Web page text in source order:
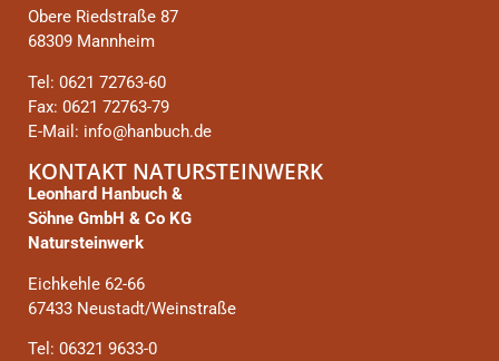
Obere Riedstraße 87
68309 Mannheim
Tel: 0621 72763-60
Fax: 0621 72763-79
E-Mail: info@hanbuch.de
KONTAKT NATURSTEINWERK
Leonhard Hanbuch &
Söhne GmbH & Co KG
Natursteinwerk
Eichkehle 62-66
67433 Neustadt/Weinstraße
Tel: 06321 9633-0